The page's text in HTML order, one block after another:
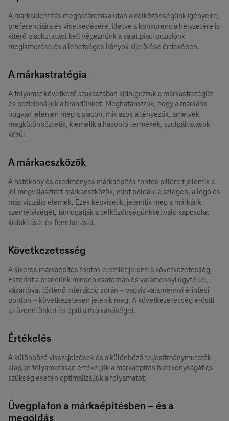
A márkaidentitás meghatározása után a célközönségünk igényeire,
preferenciáira és viselkedésére, illetve a konkurencia helyzetére is
kitérő piackutatást kell végeznünk a saját piaci pozíciónk
megismerése és a lehetséges irányok kijelölése érdekében.
A márkastratégia
A folyamat következő szakaszában kidolgozzuk a márkastratégiát
és pozícionáljuk a brandünket. Meghatározzuk, hogy a márkánk
hogyan jelenjen meg a piacon, mik azok a tényezők, amelyek
megkülönböztetik, kiemelik a hasonló termékek, szolgáltatások
közül.
A márkaeszközök
A hatékony és eredményes márkaépítés fontos pilléreit jelentik a
jól megválasztott márkaeszközök, mint például a szlogen, a logó és
más vizuális elemek. Ezek képviselik, jelenítik meg a márkánk
személyiségét, támogatják a célközönségünkkel való kapcsolat
kialakítását és fenntartását.
Következetesség
A sikeres márkaépítés fontos elemlét jelenti a következetesség.
Eszerint a brandünk minden csatornán és valamennyi ügyféllel,
vásárlóval történő interakció során – vagyis valamennyi érintési
ponton – következetesen jelenik meg. A következetesség erősíti
az üzenetünket és építi a márkahűséget.
Értékelés
A különböző visszajelzések és a különböző teljesítménymutatók
alapján folyamatosan értékeljük a márkaépítés hatékonyságát és
szükség esetén optimalizáljuk a folyamatot.
Üvegplafon a márkaépítésben – és a
megoldás